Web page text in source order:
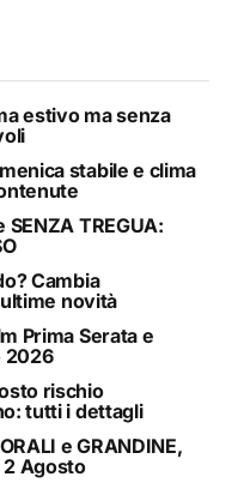
estivo ma senza
stabile e clima
TREGUA:
Cambia
novità
Prima Serata e
2026
rischio
tutti i dettagli
e GRANDINE,
2 Agosto